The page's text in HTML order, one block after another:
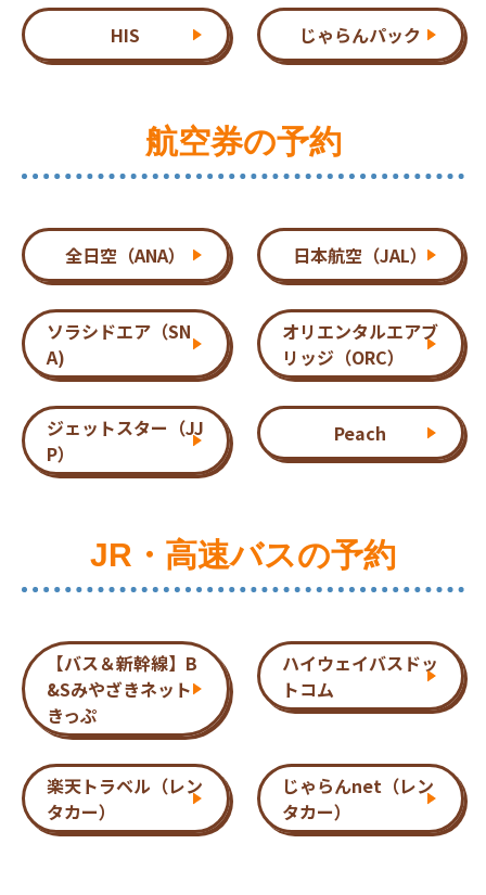
HIS じゃらんパック
航空券の予約
全日空（ANA） 日本航空（JAL）
ソラシドエア（SN
A)
オリエンタルエアブ
リッジ（ORC）
ジェットスター（JJ
P）
Peach
JR・高速バスの予約
【バス＆新幹線】B
&Sみやざきネット
きっぷ
ハイウェイバスドッ
トコム
楽天トラベル（レン
タカー）
じゃらんnet（レン
タカー）